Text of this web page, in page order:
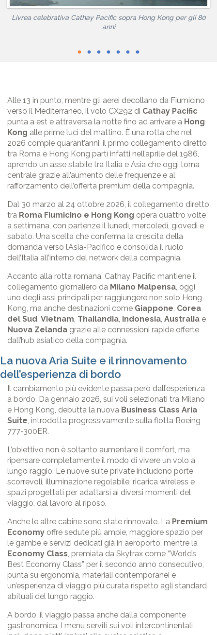
Livrea celebrativa Cathay Pacific sopra Hong Kong per gli 80
anni
Alle 13 in punto, mentre gli aerei decollano da Fiumicino
verso il Mediterraneo, il volo CX292 di Cathay Pacific
punta a est e attraversa la notte fino ad arrivare a Hong
Kong alle prime luci del mattino. È una rotta che nel
2026 compie quarant’anni: il primo collegamento diretto
tra Roma e Hong Kong partì infatti nell’aprile del 1986,
aprendo un asse stabile tra Italia e Asia che oggi torna
centrale grazie all’aumento delle frequenze e al
rafforzamento dell’offerta premium della compagnia.
Dal 30 marzo al 24 ottobre 2026, il collegamento diretto
tra Roma Fiumicino e Hong Kong opera quattro volte
a settimana, con partenze il lunedì, mercoledì, giovedì e
sabato. Una scelta che conferma la crescita della
domanda verso l’Asia-Pacifico e consolida il ruolo
dell’Italia all’interno del network della compagnia.
Accanto alla rotta romana, Cathay Pacific mantiene il
collegamento giornaliero da Milano Malpensa , oggi
uno degli assi principali per raggiungere non solo Hong
Kong, ma anche destinazioni come Giappone Corea
del Sud Vietnam Thailandia Indonesia Australia e
Nuova Zelanda grazie alle connessioni rapide offerte
dall’hub asiatico della compagnia.
La nuova Aria Suite e il rinnovamento
dell’esperienza di bordo
Il cambiamento più evidente passa però dall’esperienza
a bordo. Da gennaio 2026, sui voli selezionati tra Milano
e Hong Kong, debutta la nuova Business Class Aria
Suite, introdotta progressivamente sulla flotta Boeing
777-300ER.
L’obiettivo non è soltanto aumentare il comfort, ma
ripensare completamente il modo di vivere un volo a
lungo raggio. Le nuove suite private includono porte
scorrevoli, illuminazione regolabile, ricarica wireless e
spazi progettati per adattarsi ai diversi momenti del
viaggio, dal lavoro al riposo.
Anche le altre cabine sono state rinnovate. La Premium
Economy offre sedute più ampie, maggiore spazio per
le gambe e servizi dedicati già in aeroporto, mentre la
Economy Class, premiata da Skytrax come “World’s
Best Economy Class” per il secondo anno consecutivo,
punta su ergonomia, materiali contemporanei e
un’esperienza di viaggio più curata rispetto agli standard
abituali del lungo raggio.
A bordo, il viaggio passa anche dalla componente
gastronomica. I menu serviti sui voli intercontinentali